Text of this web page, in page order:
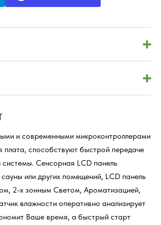
и современными микроконтроллерами
способствуют быстрой передаче
Сенсорная LCD панель
или других помещений, LCD панель
2-х зонным Светом, Ароматизацией,
влажности оперативно анализирует
Ваше время, а быстрый старт